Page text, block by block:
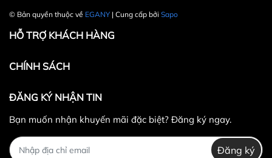
Lưu ý:
Sản phẩm được chọn để đổi phải có
Không hoàn lại tiền thừa
phẩm đổi.
© Bản quyền thuộc về EGANY| Cung cấp bởi Sapo
HỖ TRỢ KHÁCH HÀNG
CHÍNH SÁCH
ĐĂNG KÝ NHẬN TIN
Bạn muốn nhận khuyến mãi đặc biệt? Đăng ký ngay.
Đăng ký